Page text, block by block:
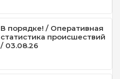
В порядке! / Оперативная
статистика происшествий
/ 03.08.26